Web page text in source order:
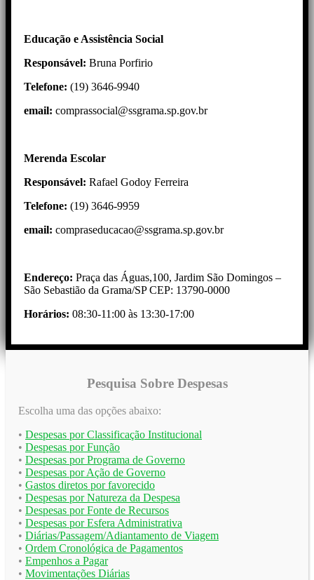
Educação e Assistência Social
Responsável: Bruna Porfirio
Telefone: (19) 3646-9940
email: comprassocial@ssgrama.sp.gov.br
Merenda Escolar
Responsável: Rafael Godoy Ferreira
Telefone: (19) 3646-9959
email: compraseducacao@ssgrama.sp.gov.br
Endereço: Praça das Águas,100, Jardim São Domingos –
São Sebastião da Grama/SP CEP: 13790-0000
Horários: 08:30-11:00 às 13:30-17:00
Pesquisa Sobre Despesas
Escolha uma das opções abaixo:
• Despesas por Classificação Institucional
• Despesas por Função
• Despesas por Programa de Governo
• Despesas por Ação de Governo
• Gastos diretos por favorecido
• Despesas por Natureza da Despesa
• Despesas por Fonte de Recursos
• Despesas por Esfera Administrativa
• Diárias/Passagem/Adiantamento de Viagem
• Ordem Cronológica de Pagamentos
• Empenhos a Pagar
• Movimentações Diárias